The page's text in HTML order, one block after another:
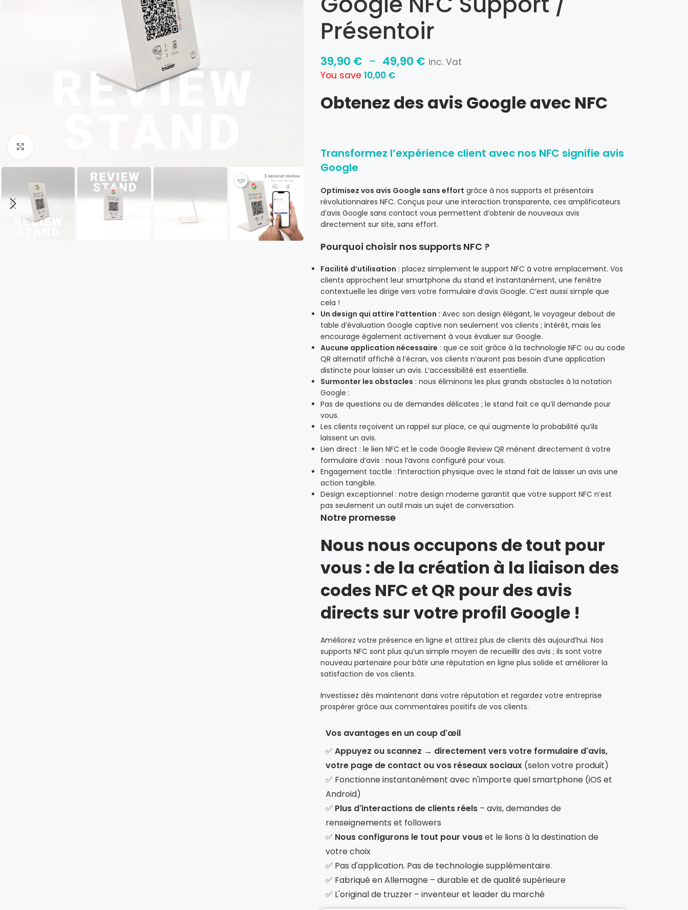
Présentoir
39,90 € – 49,90 € inc. Vat
You save 10,00 €
Obtenez des avis Google avec NFC
Transformez l’expérience client avec nos NFC signifie avis
Google
Optimisez vos avis Google sans effort grâce à nos supports et présentoirs
révolutionnaires NFC. Conçus pour une interaction transparente, ces amplificateurs
d’avis Google sans contact vous permettent d’obtenir de nouveaux avis
directement sur site, sans effort.
Pourquoi choisir nos supports NFC ?
Facilité d’utilisation : placez simplement le support NFC à votre emplacement. Vos
clients approchent leur smartphone du stand et instantanément, une fenêtre
contextuelle les dirige vers votre formulaire d’avis Google. C’est aussi simple que
cela !
Un design qui attire l’attention : Avec son design élégant, le voyageur debout de
table d’évaluation Google captive non seulement vos clients ; intérêt, mais les
encourage également activement à vous évaluer sur Google.
Aucune application nécessaire : que ce soit grâce à la technologie NFC ou au code
QR alternatif affiché à l’écran, vos clients n’auront pas besoin d’une application
distincte pour laisser un avis. L’accessibilité est essentielle.
Surmonter les obstacles : nous éliminons les plus grands obstacles à la notation
Google :
Pas de questions ou de demandes délicates ; le stand fait ce qu’il demande pour
vous.
Les clients reçoivent un rappel sur place, ce qui augmente la probabilité qu’ils
laissent un avis.
Lien direct : le lien NFC et le code Google Review QR mènent directement à votre
formulaire d’avis : nous l’avons configuré pour vous.
Engagement tactile : l’interaction physique avec le stand fait de laisser un avis une
action tangible.
Design exceptionnel : notre design moderne garantit que votre support NFC n’est
pas seulement un outil mais un sujet de conversation.
Notre promesse
Nous nous occupons de tout pour
vous : de la création à la liaison des
codes NFC et QR pour des avis
directs sur votre profil Google !
Améliorez votre présence en ligne et attirez plus de clients dès aujourd’hui. Nos
supports NFC sont plus qu’un simple moyen de recueillir des avis ; ils sont votre
nouveau partenaire pour bâtir une réputation en ligne plus solide et améliorer la
satisfaction de vos clients.
Investissez dès maintenant dans votre réputation et regardez votre entreprise
prospérer grâce aux commentaires positifs de vos clients.
Vos avantages en un coup d'œil
✅ Appuyez ou scannez → directement vers votre formulaire d'avis,
votre page de contact ou vos réseaux sociaux(selon votre produit)
✅ Fonctionne instantanément avec n'importe quel smartphone (iOS et
Android)
✅ Plus d'interactions de clients réels– avis, demandes de
renseignements et followers
✅ Nous configurons le tout pour vouset le lions à la destination de
votre choix
✅ Pas d'application. Pas de technologie supplémentaire.
✅ Fabriqué en Allemagne – durable et de qualité supérieure
✅ L'original de truzzer – inventeur et leader du marché